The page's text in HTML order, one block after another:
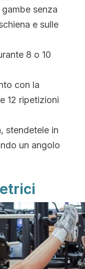
senza
e sulle
8 o 10
con la
12 ripetizioni
stendetele in
un angolo